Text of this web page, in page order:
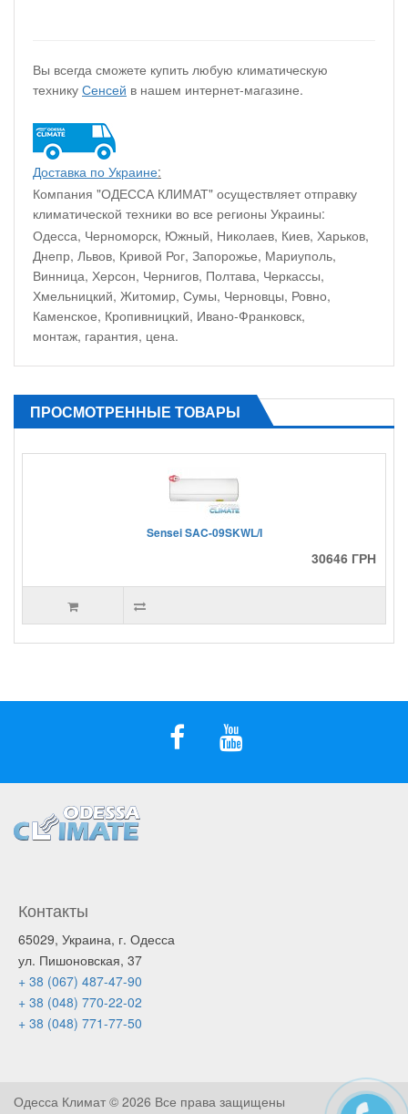
Вы всегда сможете купить любую климатическую
технику Сенсей в нашем интернет-магазине.
Доставка по Украине:
Компания "ОДЕССА КЛИМАТ" осуществляет отправку
климатической техники во все регионы Украины:
Одесса, Черноморск, Южный, Николаев, Киев, Харьков,
Днепр, Львов, Кривой Рог, Запорожье, Мариуполь,
Винница, Херсон, Чернигов, Полтава, Черкассы,
Хмельницкий, Житомир, Сумы, Черновцы, Ровно,
Каменское, Кропивницкий, Ивано-Франковск,
монтаж, гарантия, цена.
ПРОСМОТРЕННЫЕ ТОВАРЫ
Sensei SAC-09SKWL/I
30646 ГРН
Контакты
65029, Украина, г. Одесса
ул. Пишоновская, 37
+ 38 (067) 487-47-90
+ 38 (048) 770-22-02
+ 38 (048) 771-77-50
Одесса Климат © 2026 Все права защищены